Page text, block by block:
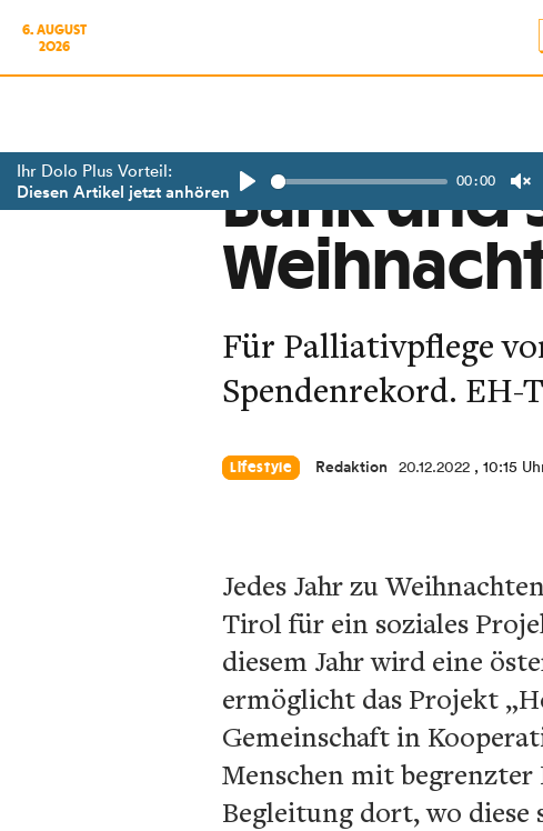
6. AUGUST
2026
Ihr Dolo Plus Vorteil:
Diesen Artikel jetzt anhören 00:00
Bank und
Für Palliativpflege
Spendenrekord. EH-
Lifestyle Redaktion 20.12.2022 , 10:15
Jedes Jahr zu
Tirol für ein soziales
diesem Jahr wird eine
ermöglicht das Projekt
Gemeinschaft in
Menschen mit begrenzter
Begleitung dort, wo diese